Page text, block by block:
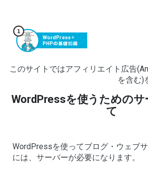
このサイトではアフィリエイト広告
を含む)
WordPressを使うための
て
WordPressを使ってブログ・ウェブ
には、サーバーが必要になります。